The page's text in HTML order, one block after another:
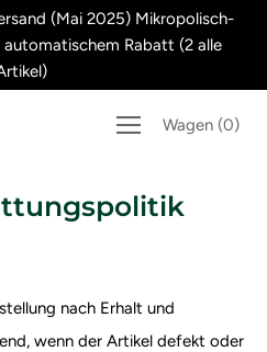
(Mai 2025) Mikropolisch-
Rabatt (2 alle
Wagen (0)
nach Erhalt und
wenn der Artikel defekt oder